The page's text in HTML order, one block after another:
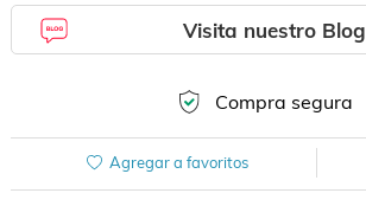
Visita nuestro Blog
Compra segura
Agregar a favoritos